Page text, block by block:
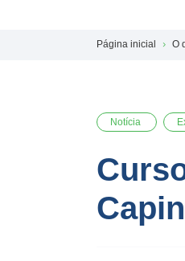
Página inicial O
Notícia